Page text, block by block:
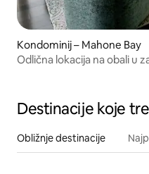
Kondominij – Mahone Bay
Odlična lokacija na obali u
Destinacije koje
Obližnje destinacije